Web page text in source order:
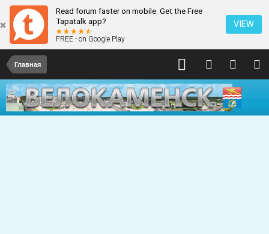
Read forum faster on mobile. Get the Free
Tapatalk app?
FREE - on Google Play
VIEW
Главная